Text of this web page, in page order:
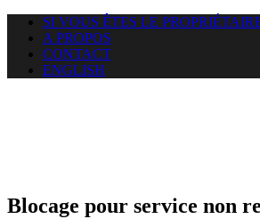
SI VOUS ÊTES LE
A PROPOS
CONTACT
ENGLISH
Blocage pour service non